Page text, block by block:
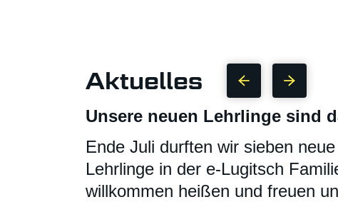
Aktuelles
Photovoltaik Komplettsets